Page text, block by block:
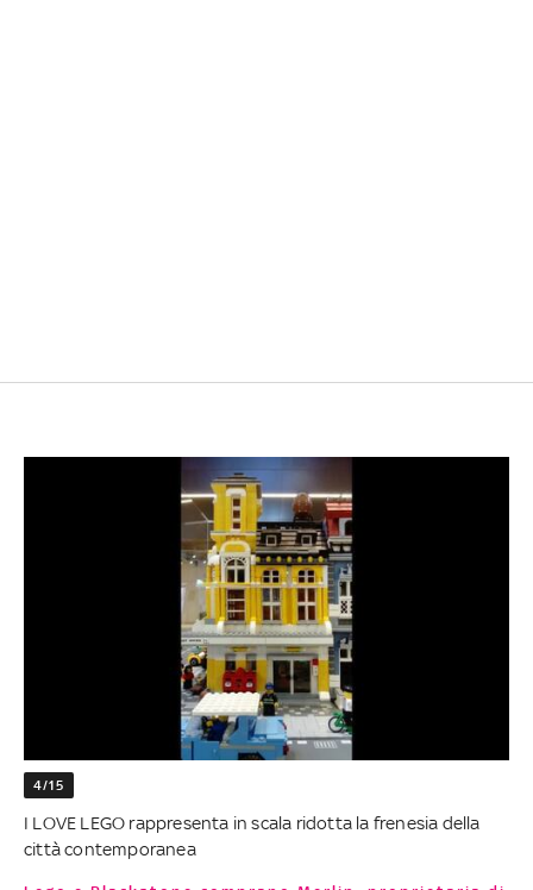
4/15
I LOVE LEGO rappresenta in scala ridotta la frenesia della
città contemporanea